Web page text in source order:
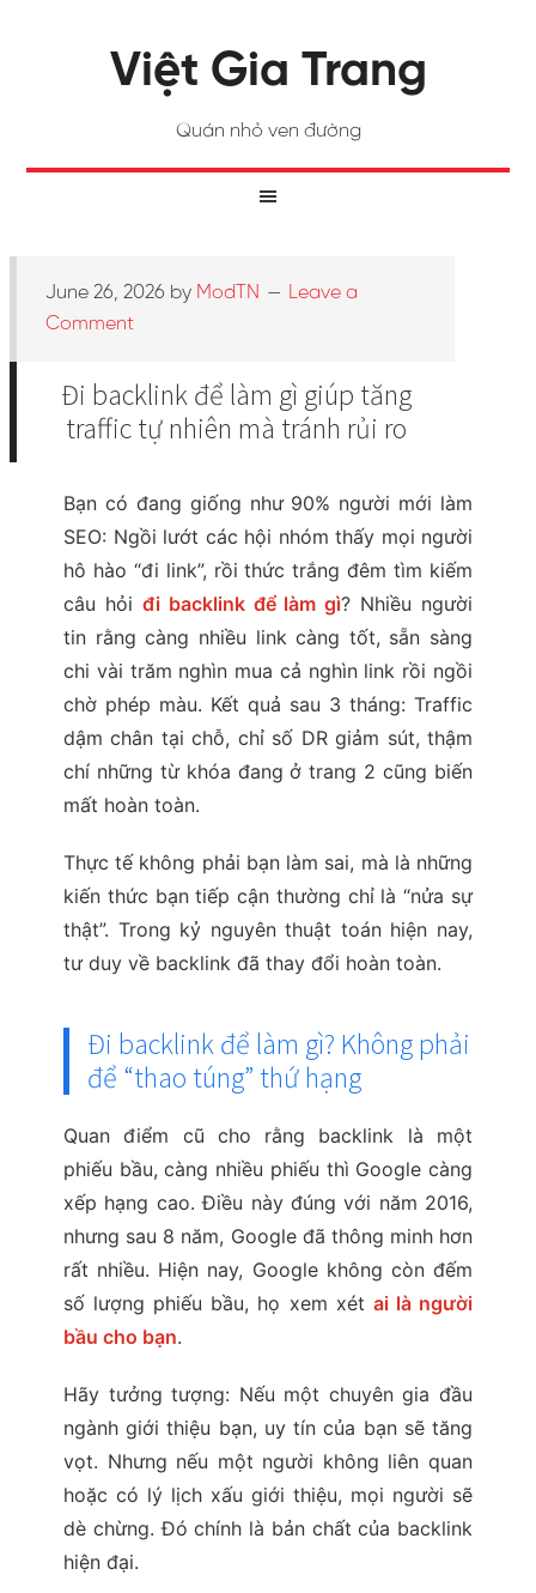
Việt Gia Trang
Quán nhỏ ven đường
June 26, 2026 by ModTN
Leave a
Comment
Đi backlink để làm gì giúp tăng
traffic tự nhiên mà tránh rủi ro
Bạn có đang giống như 90% người mới làm
SEO: Ngồi lướt các hội nhóm thấy mọi người
hô hào “đi link”, rồi thức trắng đêm tìm kiếm
câu hỏi đi backlink để làm gì? Nhiều người
tin rằng càng nhiều link càng tốt, sẵn sàng
chi vài trăm nghìn mua cả nghìn link rồi ngồi
chờ phép màu. Kết quả sau 3 tháng: Traffic
dậm chân tại chỗ, chỉ số DR giảm sút, thậm
chí những từ khóa đang ở trang 2 cũng biến
mất hoàn toàn.
Thực tế không phải bạn làm sai, mà là những
kiến thức bạn tiếp cận thường chỉ là “nửa sự
thật”. Trong kỷ nguyên thuật toán hiện nay,
tư duy về backlink đã thay đổi hoàn toàn.
Đi backlink để làm gì? Không phải
để “thao túng” thứ hạng
Quan điểm cũ cho rằng backlink là một
phiếu bầu, càng nhiều phiếu thì Google càng
xếp hạng cao. Điều này đúng với năm 2016,
nhưng sau 8 năm, Google đã thông minh hơn
rất nhiều. Hiện nay, Google không còn đếm
số lượng phiếu bầu, họ xem xét ai là người
bầu cho bạn.
Hãy tưởng tượng: Nếu một chuyên gia đầu
ngành giới thiệu bạn, uy tín của bạn sẽ tăng
vọt. Nhưng nếu một người không liên quan
hoặc có lý lịch xấu giới thiệu, mọi người sẽ
dè chừng. Đó chính là bản chất của backlink
hiện đại.